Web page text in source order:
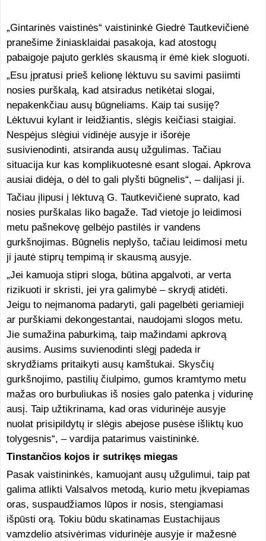
„Gintarinės vaistinės“ vaistininkė Giedrė Tautkevičienė
pranešime žiniasklaidai pasakoja, kad atostogų
pabaigoje pajuto gerklės skausmą ir ėmė kiek sloguoti.
„Esu įpratusi prieš kelionę lėktuvu su savimi pasiimti
nosies purškalą, kad atsiradus netikėtai slogai,
nepakenkčiau ausų būgneliams. Kaip tai susiję?
Lėktuvui kylant ir leidžiantis, slėgis keičiasi staigiai.
Nespėjus slėgiui vidinėje ausyje ir išorėje
susivienodinti, atsiranda ausų užgulimas. Tačiau
situacija kur kas komplikuotesnė esant slogai. Apkrova
ausiai didėja, o dėl to gali plyšti būgnelis“, – dalijasi ji.
Tačiau įlipusi į lėktuvą G. Tautkevičienė suprato, kad
nosies purškalas liko bagaže. Tad vietoje jo leidimosi
metu pašnekovę gelbėjo pastilės ir vandens
gurkšnojimas. Būgnelis neplyšo, tačiau leidimosi metu
ji jautė stiprų tempimą ir skausmą ausyje.
„Jei kamuoja stipri sloga, būtina apgalvoti, ar verta
rizikuoti ir skristi, jei yra galimybė – skrydį atidėti.
Jeigu to neįmanoma padaryti, gali pagelbėti geriamieji
ar purškiami dekongestantai, naudojami slogos metu.
Jie sumažina paburkimą, taip mažindami apkrovą
ausims. Ausims suvienodinti slėgį padeda ir
skrydžiams pritaikyti ausų kamštukai. Skysčių
gurkšnojimo, pastilių čiulpimo, gumos kramtymo metu
mažas oro burbuliukas iš nosies galo patenka į vidurinę
ausį. Taip užtikrinama, kad oras vidurinėje ausyje
nuolat prisipildytų ir slėgis abejose pusėse išliktų kuo
tolygesnis“, – vardija patarimus vaistininkė.
Tinstančios kojos ir sutrikęs miegas
Pasak vaistininkės, kamuojant ausų užgulimui, taip pat
galima atlikti Valsalvos metodą, kurio metu įkvepiamas
oras, suspaudžiamos lūpos ir nosis, stengiamasi
išpūsti orą. Tokiu būdu skatinamas Eustachijaus
vamzdelio atsivėrimas vidurinėje ausyje ir mažesnė